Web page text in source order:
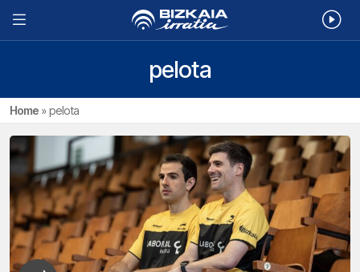
pelota
Home »pelota